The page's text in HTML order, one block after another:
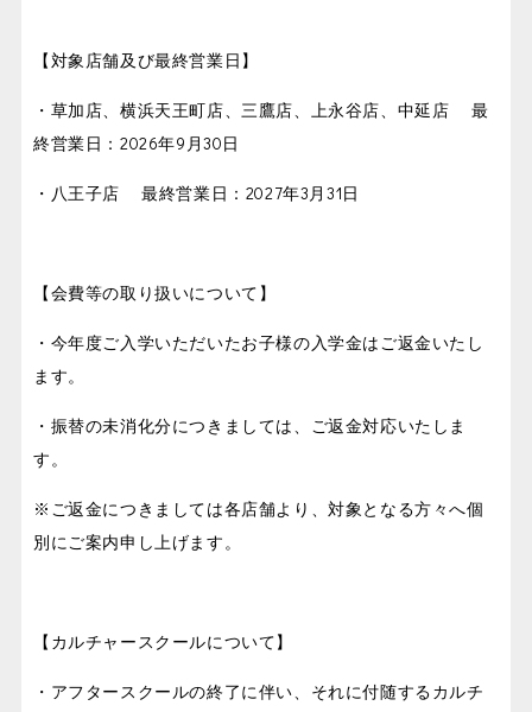
【対象店舗及び最終営業日】
・草加店、横浜天王町店、三鷹店、上永谷店、中延店 最
終営業日：2026年9月30日
・八王子店 最終営業日：2027年3月31日
【会費等の取り扱いについて】
・今年度ご入学いただいたお子様の入学金はご返金いたし
ます。
・振替の未消化分につきましては、ご返金対応いたしま
す。
※ご返金につきましては各店舗より、対象となる方々へ個
別にご案内申し上げます。
【カルチャースクールについて】
・アフタースクールの終了に伴い、それに付随するカルチ